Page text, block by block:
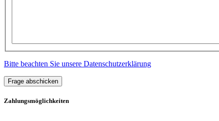
Bitte beachten Sie unsere Datenschutzerklärung
Frage abschicken
Zahlungsmöglichkeiten